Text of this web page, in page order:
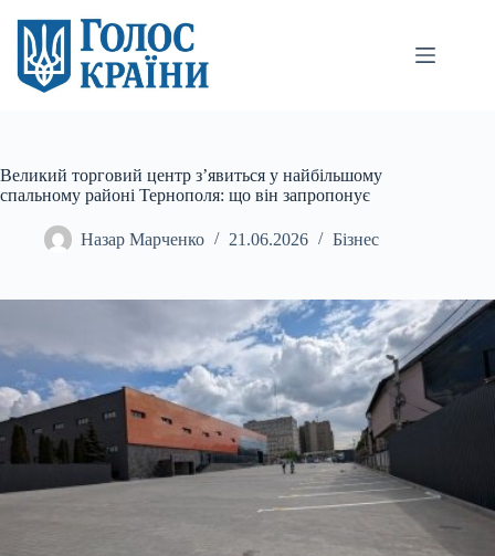
вмісту
Великий торговий центр з’явиться у найбільшому
спальному районі Тернополя: що він запропонує
Назар Марченко 21.06.2026 Бізнес